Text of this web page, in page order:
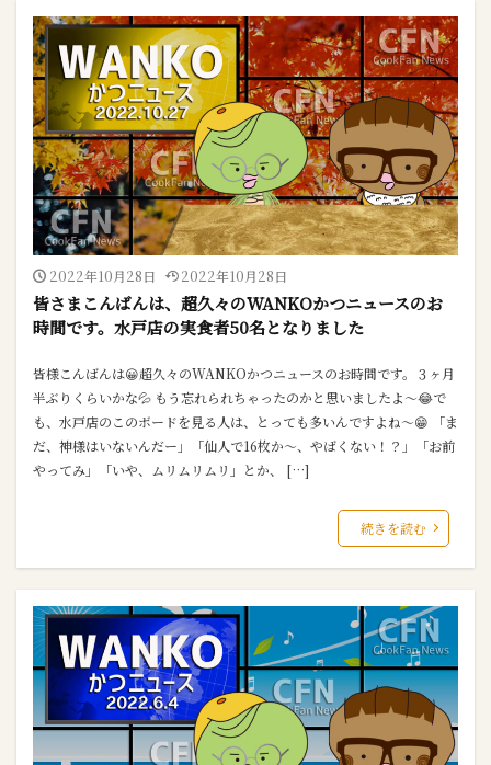
2022年10月28日 2022年10月28日
皆さまこんばんは、超久々のWANKOかつニュースのお
時間です。水戸店の実食者50名となりました
皆様こんばんは😀超久々のWANKOかつニュースのお時間です。３ヶ月
半ぶりくらいかな💦 もう忘れられちゃったのかと思いましたよ～😂で
も、水戸店のこのボードを見る人は、とっても多いんですよね～😁 「ま
だ、神様はいないんだー」「仙人で16枚か～、やばくない！？」「お前
やってみ」「いや、ムリムリムリ」とか、 […]
続きを読む